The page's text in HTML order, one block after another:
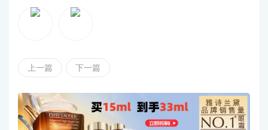
贝利士系列还推出了更多配色，例如蓝白熊猫和绿熊
上一篇 下一篇